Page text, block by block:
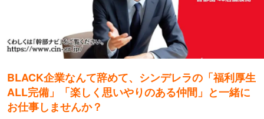
BLACK企業なんて辞めて、シンデレラの「福利厚生
ALL完備」「楽しく思いやりのある仲間」と一緒に
お仕事しませんか？